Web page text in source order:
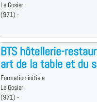
Le Gosier
(971) -
BTS hôtellerie-
art de la table et du
Formation initiale
Le Gosier
(971) -